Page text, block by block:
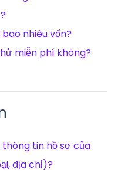
nhiêu vốn?
miễn phí không?
tin hồ sơ của
địa chỉ)?